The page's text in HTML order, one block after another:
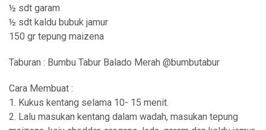
½ sdt garam
½ sdt kaldu bubuk jamur
150 gr tepung maizena
Taburan : Bumbu Tabur Balado Merah @bumbutabur
Cara Membuat :
1. Kukus kentang selama 10- 15 menit.
2. Lalu masukan kentang dalam wadah, masukan tepung